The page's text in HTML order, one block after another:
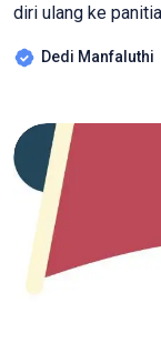
diri ulang ke
pada link di
Dedi Manfaluthi